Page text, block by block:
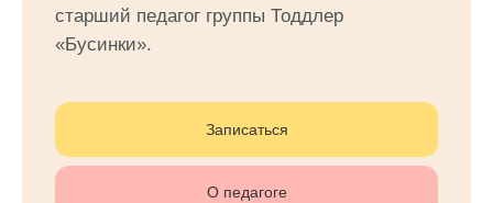
старший педагог группы Тоддлер
«Бусинки».
Записаться
О педагоге